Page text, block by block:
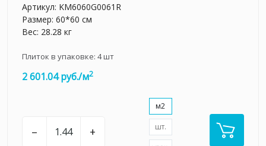
Артикул: KM6060G0061R
Размер: 60*60 см
Вес: 28.28 кг
Плиток в упаковке: 4шт
2 601.04 руб./м2
– +
м2
шт.